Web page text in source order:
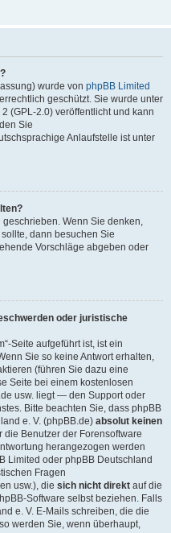
wurde von phpBB Limited
geschützt. Sie wurde unter
(GPL-2.0) veröffentlicht und kann
Sie
Anlaufstelle ist unter
Wenn Sie denken,
dann besuchen Sie
Vorschläge abgeben oder
oder juristische
Seite aufgeführt ist, ist ein
Sie so keine Antwort erhalten,
(führen Sie dazu eine
Seite bei einem kostenlosen
usw. liegt — den Support oder
Bitte beachten Sie, dass phpBB
e. V. (phpBB.de) absolut keinen
Benutzer der Forensoftware
herangezogen werden
Limited oder phpBB Deutschland
Fragen
usw.), die sich nicht direkt auf die
Software selbst beziehen. Falls
e. V. E-Mails schreiben, die die
werden Sie, wenn überhaupt,